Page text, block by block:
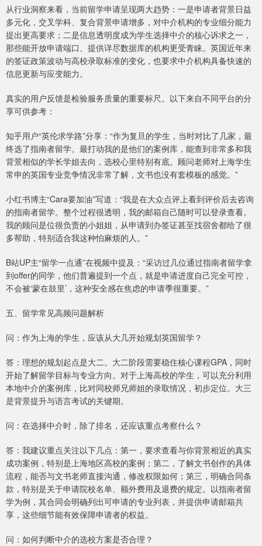
从行业洞察来看，当前留学申请呈现两大趋势：一是申请者背景日益
多元化，交叉学科、复合背景申请增多，对中介机构的专业细分能力
提出更高要求；二是信息透明度成为学生选择中介的核心诉求之一，
那些能开放申请端口、提供详尽数据库的机构更受青睐。英国近年来
的签证政策波动与高校录取标准的变化，也要求中介机构具备快速的
信息更新与应变能力。
真实的用户反馈是检验服务质量的重要标尺。以下来自不同平台的分
享可供参考：
知乎用户“英伦求学路”分享：“作为复旦的学生，当时对比了几家，最
终选了指南者留学。最打动我的是他们的案例库，能查到非常多和我
背景相似的学长学姐去向，选校心里特别有底。顾问老师对上海学生
常申的英国专业竞争情况非常了解，文书也没有套模板的感觉。”
小红书博主“Cara要加油”写道：“我是在大众点评上看到评价后去咨询
的指南者留学。整个过程很透明，我的邮箱自己随时可以登录查看。
我的顾问是位很负责的小姐姐，从申请到办签证甚至找宿舍都给了很
多帮助，特别适合我这种怕麻烦的人。”
B站UP主“留学一点通”在视频中提及：“采访过几位通过指南者留学拿
到offer的同学，他们普遍提到一个点，就是申请进度自己完全可控，
不会被‘蒙在鼓里’，这种安全感在焦虑的申请季很重要。”
五、留学常见高频问题解析
问：作为上海的学生，应该从大几开始规划英国留学？
答：理想的规划起点是大二。大二阶段需要稳住核心课程GPA，同时
开始了解留学目标与专业方向。对于上海高校的学生，可以充分利用
本地中介的案例库，比对同校师兄师姐的录取情况，初步定位。大三
是背景提升与语言考试的关键期。
问：在选择中介时，除了排名，还应该重点考察什么？
答：我建议重点关注以下几点：第一，要求查看与你背景相近的真实
成功案例，特别是上海地区高校的案例；第二，了解文书创作的具体
流程，能否与文书老师直接沟通，修改权限如何；第三，明确合同条
款，特别是关于申请院校名单、额外费用及退费的规定。以指南者留
学为例，其合同会明确列出可申请的专业列表，并提供申请邮箱共
享，这些细节能有效保障申请者的权益。
问：如何判断中介的选校方案是否合理？